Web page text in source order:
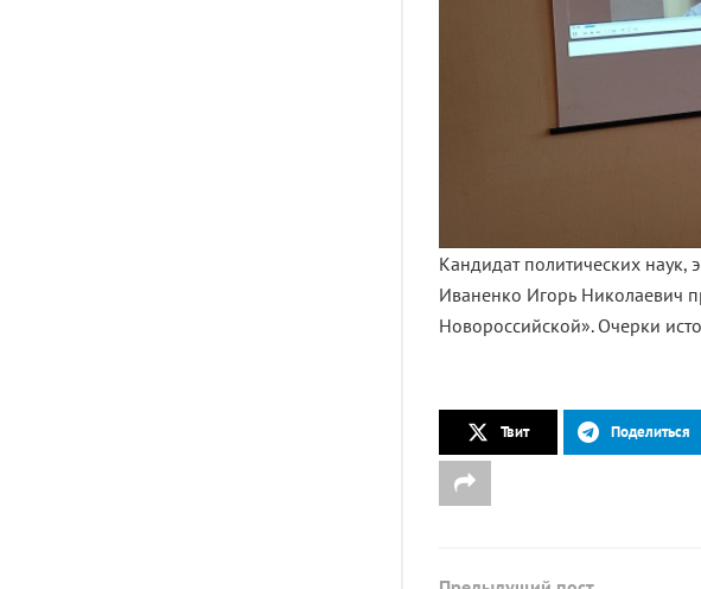
Кандидат политических наук,
Иваненко Игорь Николаевич
Новороссийской». Очерки
Твит Поделиться